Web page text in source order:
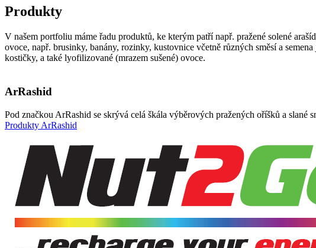
Produkty
V našem portfoliu máme řadu produktů, ke kterým patří např. pražené solené
ovoce, např. brusinky, banány, rozinky, kustovnice včetně různých směsí a
kostičky, a také lyofilizované (mrazem sušené) ovoce.
ArRashid
Pod značkou ArRashid se skrývá celá škála výběrových pražených oříšků a slané
Produkty ArRashid